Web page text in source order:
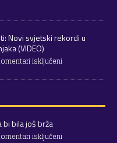
Novi svjetski rekordi u
(VIDEO)
isključeni
bi bila još brža
isključeni